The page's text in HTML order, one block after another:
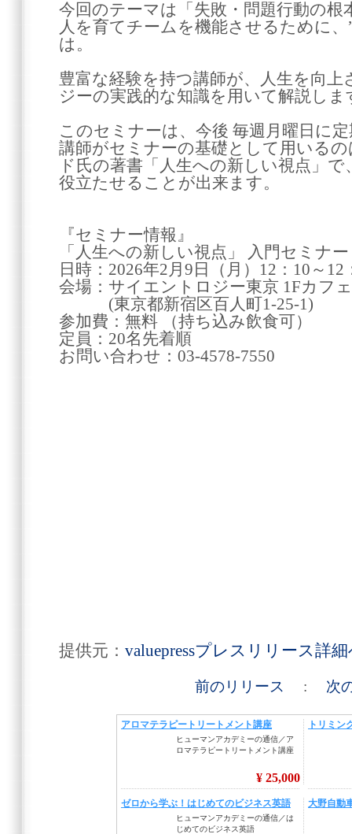
今回のテーマは「失敗・問題行動の根
人を育てチームを機能させるために
は。
豊富な経験を持つ講師が、人生を向
ジーの実践的な知識を用いて解説しま
このセミナーは、今後 毎週月曜日に
講師がセミナーの基礎として用いる
ド氏の著書「人生への新しい視点」
役立たせることが出来ます。
『セミナー情報』
「人生への新しい視点」 入門セミナー
日時：2026年2月9日（月）12：10～12
会場：サイエントロジー東京 1Fカフェ
(東京都新宿区百人町1-25-1)
参加費：無料 （持ち込み飲食可）
定員：20名先着順
お問い合わせ：03-4578-7550
提供元： valuepressプレスリリース詳
前のリリース : 次